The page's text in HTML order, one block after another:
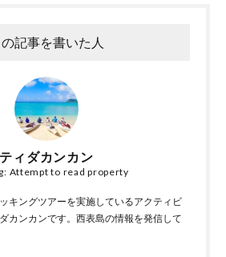
の記事を書いた人
ティダカンカン
Attempt to read property
キングツアーを実施しているアクティビ
カンカンです。西表島の情報を発信して